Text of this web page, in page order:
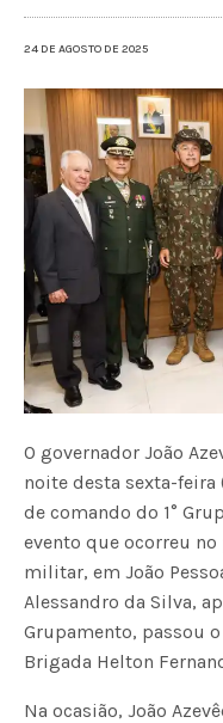
24 DE AGOSTO DE 2025
O governador João
noite desta sexta-feira
de comando do 1°
evento que ocorreu
militar, em João
Alessandro da Silva,
Grupamento, passou
Brigada Helton
Na ocasião, João